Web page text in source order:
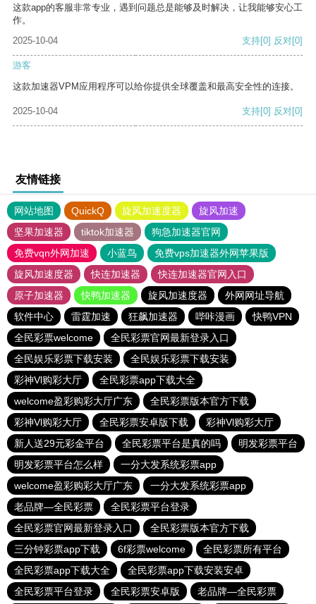
这款app的客服非常专业，遇到问题总是能够及时解决，让我能够安心工
作。
2025-10-04
支持[0] 反对[0]
游客
这款加速器VPM应用程序可以给你提供全球覆盖和最高安全性的连接。
2025-10-04 支持[0] 反对[0]
友情链接
网站地图 QuickQ 旋风加速度器
旋风加速
坚果加速器
tiktok加速器
狗急加速器官网
免费vqn外网加速
小蓝鸟
免费vps加速器外网苹果版
旋风加速度器
快连加速器
快连加速器官网入口
原子加速器
快鸭加速器 旋风加速度器
外网网址导航
软件中心
雷霆加速 狂飙加速器 哔咔漫画
快鸭VPN
全民彩票welcome
全民彩票官网最新登录入口
全民娱乐彩票下载安装
全民娱乐彩票下载安装
彩神Vl购彩大厅
全民彩票app下载大全
welcome盈彩购彩大厅广东
全民彩票版本官方下载
彩神Vl购彩大厅
全民彩票安卓版下载
彩神Vl购彩大厅
新人送29元彩金平台
全民彩票平台是真的吗
明发彩票平台
明发彩票平台怎么样
一分大发系统彩票app
welcome盈彩购彩大厅广东
一分大发系统彩票app
老品牌—全民彩票
全民彩票平台登录
全民彩票官网最新登录入口
全民彩票版本官方下载
三分钟彩票app下载
6f彩票welcome
全民彩票所有平台
全民彩票app下载大全
全民彩票app下载安装安卓
全民彩票平台登录
全民彩票安卓版 老品牌—全民彩票